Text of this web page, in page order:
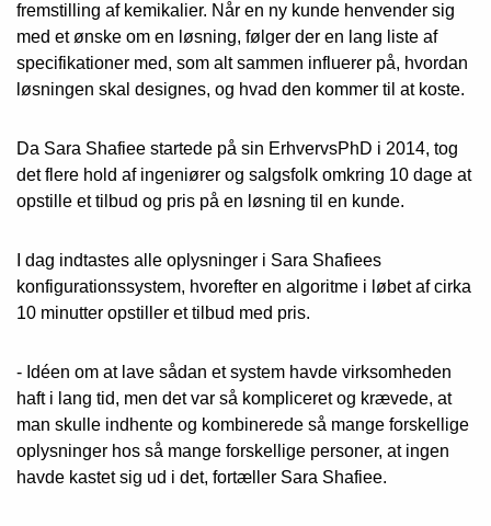
fremstilling af kemikalier. Når en ny kunde henvender sig
med et ønske om en løsning, følger der en lang liste af
specifikationer med, som alt sammen influerer på, hvordan
løsningen skal designes, og hvad den kommer til at koste.
Da Sara Shafiee startede på sin ErhvervsPhD i 2014, tog
det flere hold af ingeniører og salgsfolk omkring 10 dage at
opstille et tilbud og pris på en løsning til en kunde.
I dag indtastes alle oplysninger i Sara Shafiees
konfigurationssystem, hvorefter en algoritme i løbet af cirka
10 minutter opstiller et tilbud med pris.
- Idéen om at lave sådan et system havde virksomheden
haft i lang tid, men det var så kompliceret og krævede, at
man skulle indhente og kombinerede så mange forskellige
oplysninger hos så mange forskellige personer, at ingen
havde kastet sig ud i det, fortæller Sara Shafiee.